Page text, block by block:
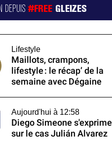
DEPUIS#FREE GLEIZES
Lifestyle
Maillots, crampons,
lifestyle : le récap’ de la
semaine avec Dégaine
Aujourd'hui à 12:58
Diego Simeone s'exprime
sur le cas Julián Alvarez